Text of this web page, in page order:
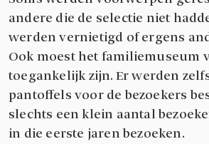
andere die de selectie niet
werden vernietigd of ergens
Ook moest het familiemuseum
toegankelijk zijn. Er werden
pantoffels voor de bezoekers
slechts een klein aantal
in die eerste jaren bezoeken.